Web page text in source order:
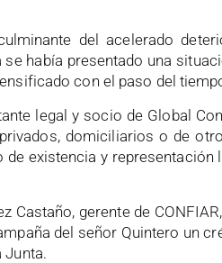
del acelerado
había presentado una
con el paso del
legal y socio de Global
domiciliarios o de
existencia y representación
gerente de
del señor Quintero un
Junta.